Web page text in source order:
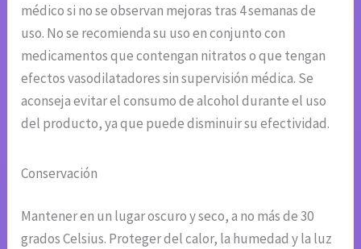
médico si no se observan mejoras tras 4 semanas de
uso. No se recomienda su uso en conjunto con
medicamentos que contengan nitratos o que tengan
efectos vasodilatadores sin supervisión médica. Se
aconseja evitar el consumo de alcohol durante el uso
del producto, ya que puede disminuir su efectividad.
Conservación
Mantener en un lugar oscuro y seco, a no más de 30
grados Celsius. Proteger del calor, la humedad y la luz